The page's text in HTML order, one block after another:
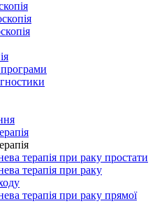
терапія при раку простати
терапія при раку
терапія при раку прямої